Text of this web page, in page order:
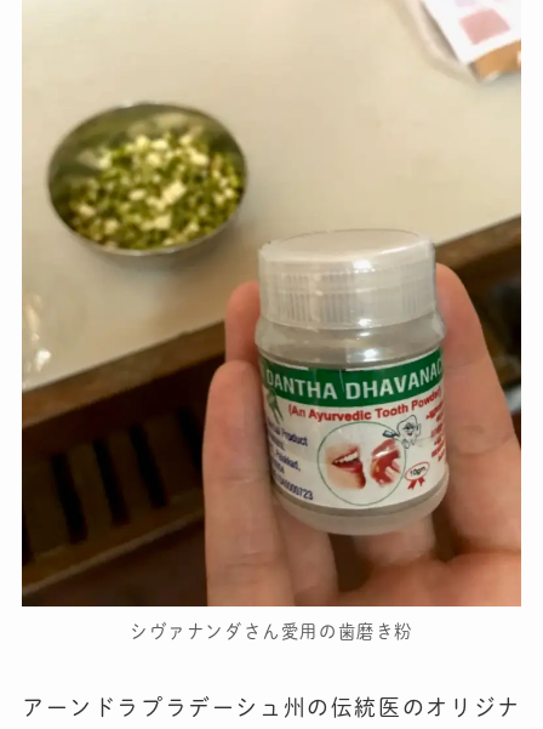
シヴァナンダさん愛用の歯磨き粉
アーンドラプラデーシュ州の伝統医のオリジナ